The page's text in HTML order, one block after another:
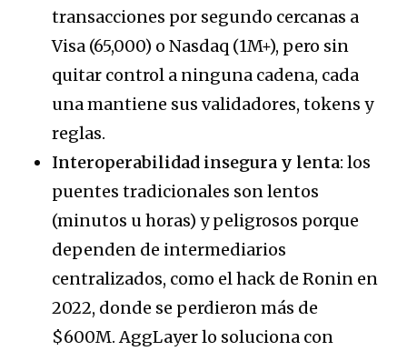
transacciones por segundo cercanas a
Visa (65,000) o Nasdaq (1M+), pero sin
quitar control a ninguna cadena, cada
una mantiene sus validadores, tokens y
reglas.
Interoperabilidad insegura y lenta: los
puentes tradicionales son lentos
(minutos u horas) y peligrosos porque
dependen de intermediarios
centralizados, como el hack de Ronin en
2022, donde se perdieron más de
$600M. AggLayer lo soluciona con